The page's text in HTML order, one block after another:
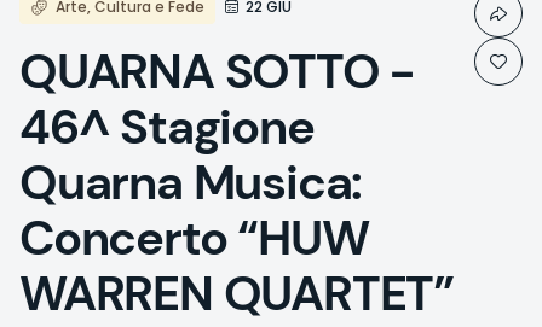
Arte, Cultura e Fede 22 GIU
QUARNA SOTTO -
46^ Stagione
Quarna Musica:
Concerto “HUW
WARREN QUARTET”